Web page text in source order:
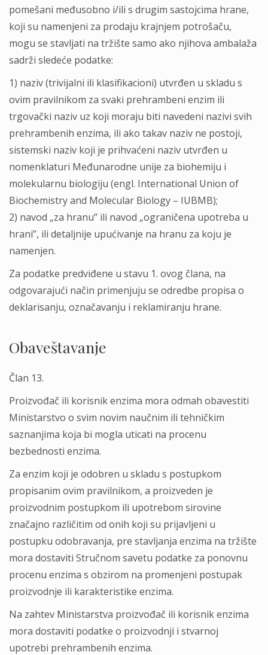
pomešani međusobno i/ili s drugim sastojcima hrane,
koji su namenjeni za prodaju krajnjem potrošaču,
mogu se stavlјati na tržište samo ako njihova ambalaža
sadrži sledeće podatke:
1) naziv (trivijalni ili klasifikacioni) utvrđen u skladu s
ovim pravilnikom za svaki prehrambeni enzim ili
trgovački naziv uz koji moraju biti navedeni nazivi svih
prehrambenih enzima, ili ako takav naziv ne postoji,
sistemski naziv koji je prihvaćeni naziv utvrđen u
nomenklaturi Međunarodne unije za biohemiju i
molekularnu biologiju (engl. International Union of
Biochemistry and Molecular Biology – IUBMB);
2) navod „za hranu” ili navod „ograničena upotreba u
hrani”, ili detalјnije upućivanje na hranu za koju je
namenjen.
Za podatke predviđene u stavu 1. ovog člana, na
odgovarajući način primenjuju se odredbe propisa o
deklarisanju, označavanju i reklamiranju hrane.
Obaveštavanje
Član 13.
Proizvođač ili korisnik enzima mora odmah obavestiti
Ministarstvo o svim novim naučnim ili tehničkim
saznanjima koja bi mogla uticati na procenu
bezbednosti enzima.
Za enzim koji je odobren u skladu s postupkom
propisanim ovim pravilnikom, a proizveden je
proizvodnim postupkom ili upotrebom sirovine
značajno različitim od onih koji su prijavlјeni u
postupku odobravanja, pre stavlјanja enzima na tržište
mora dostaviti Stručnom savetu podatke za ponovnu
procenu enzima s obzirom na promenjeni postupak
proizvodnje ili karakteristike enzima.
Na zahtev Ministarstva proizvođač ili korisnik enzima
mora dostaviti podatke o proizvodnji i stvarnoj
upotrebi prehrambenih enzima.